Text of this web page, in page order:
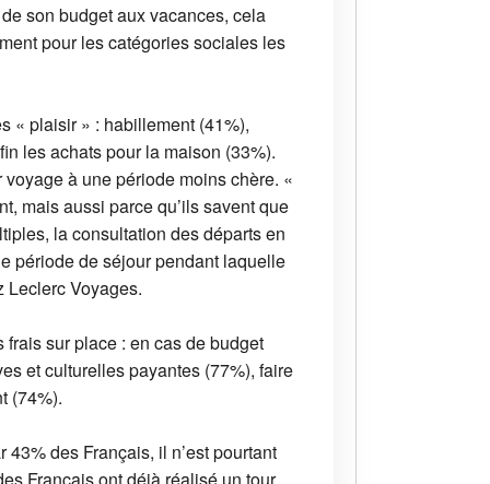
son budget aux vacances, cela
pour les catégories sociales les
« plaisir » : habillement (41%),
les achats pour la maison (33%).
à une période moins chère. «
mais aussi parce qu’ils savent que
la consultation des départs en
période de séjour pendant laquelle
Leclerc Voyages.
sur place : en cas de budget
et culturelles payantes (77%), faire
(74%).
des Français, il n’est pourtant
Français ont déjà réalisé un tour